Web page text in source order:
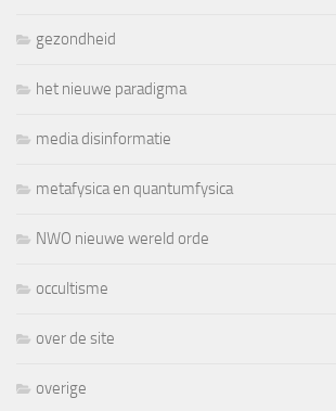
gezondheid
het nieuwe paradigma
media disinformatie
metafysica en quantumfysica
NWO nieuwe wereld orde
occultisme
over de site
overige